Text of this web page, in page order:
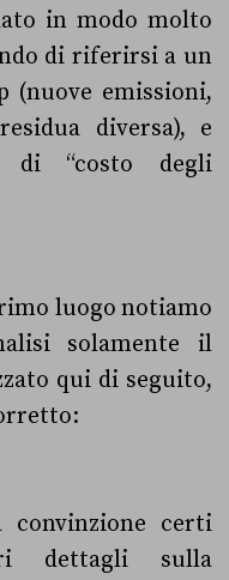
in modo molto
di riferirsi a un
(nuove emissioni,
diversa), e
di “costo degli
luogo notiamo
solamente il
qui di seguito,
convinzione certi
dettagli sulla